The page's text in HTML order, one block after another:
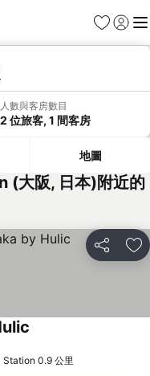
收藏夾
登入 選
人數與客房數目
2 位旅客, 1 間客房
地圖
大阪, 日本)附近的
分享 放
0.9 公里